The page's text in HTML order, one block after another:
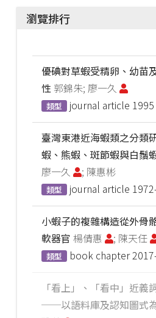
瀏覽排行
優碘對草蝦受精卵、幼苗
性 郭錦朱; 廖一久
類型 journal article 1995
臺灣東港近海蝦類之分類
蝦、熊蝦、斑節蝦與白鬚
廖一久
; 陳惠彬
類型 journal article
小蝦子的複雜構造從外骨
軟器官 楊倩惠 ; 陳天任
類型 book chapter
「看上」、「看中」近義
──以語料庫及認知圖式